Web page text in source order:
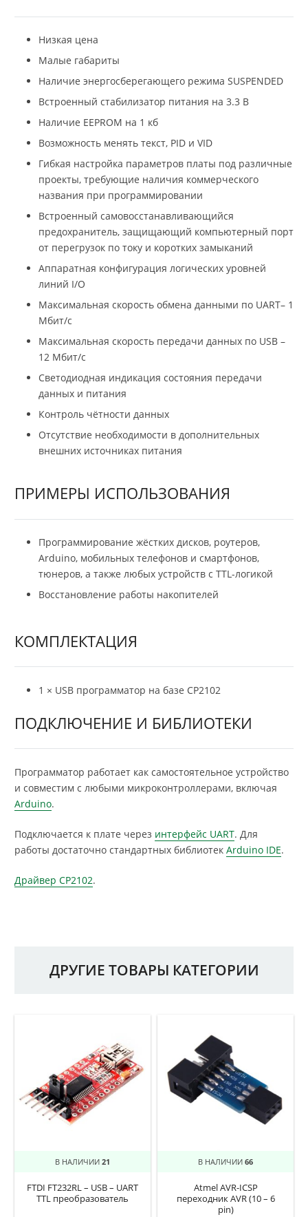
Низкая цена
Малые габариты
Наличие энергосберегающего режима SUSPENDED
Встроенный стабилизатор питания на 3.3 В
Наличие EEPROM на 1 кб
Возможность менять текст, PID и VID
Гибкая настройка параметров платы под различные
проекты, требующие наличия коммерческого
названия при программировании
Встроенный самовосстанавливающийся
предохранитель, защищающий компьютерный порт
от перегрузок по току и коротких замыканий
Аппаратная конфигурация логических уровней
линий I/O
Максимальная скорость обмена данными по UART– 1
Мбит/с
Максимальная скорость передачи данных по USB –
12 Мбит/с
Светодиодная индикация состояния передачи
данных и питания
Контроль чётности данных
Отсутствие необходимости в дополнительных
внешних источниках питания
ПРИМЕРЫ ИСПОЛЬЗОВАНИЯ
Программирование жёстких дисков, роутеров,
Arduino, мобильных телефонов и смартфонов,
тюнеров, а также любых устройств с TTL-логикой
Восстановление работы накопителей
КОМПЛЕКТАЦИЯ
1 × USB программатор на базе CP2102
ПОДКЛЮЧЕНИЕ И БИБЛИОТЕКИ
Программатор работает как самостоятельное устройство
и совместим с любыми микроконтроллерами, включая
Arduino.
Подключается к плате через интерфейс UART. Для
работы достаточно стандартных библиотек Arduino IDE.
Драйвер CP2102.
ДРУГИЕ ТОВАРЫ КАТЕГОРИИ
В НАЛИЧИИ 21
FTDI FT232RL – USB – UART
TTL преобразователь
В НАЛИЧИИ 66
Atmel AVR-ICSP
переходник AVR (10 – 6
pin)